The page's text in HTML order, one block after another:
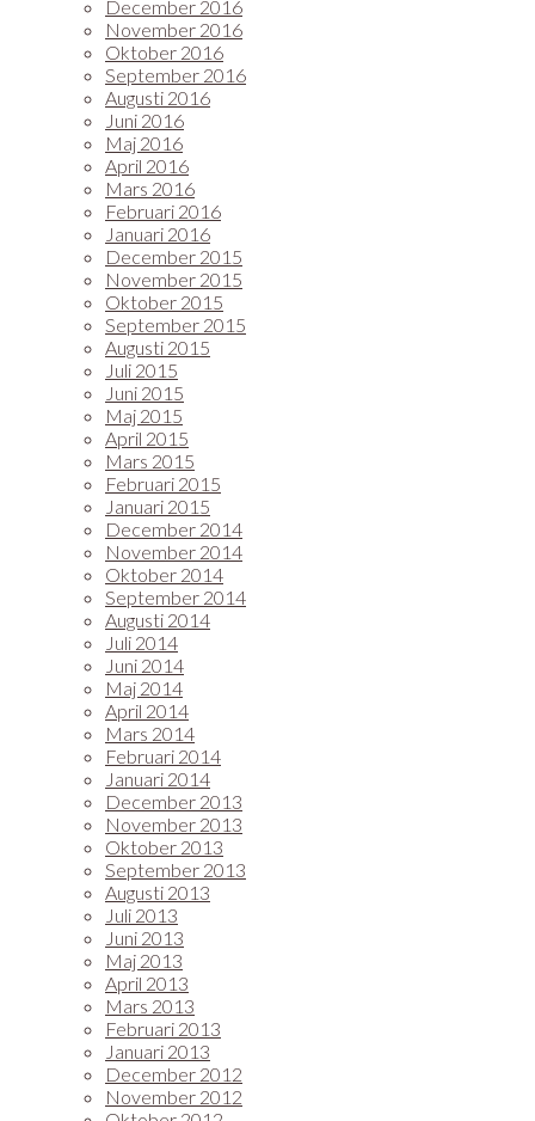
December 2016
November 2016
Oktober 2016
September 2016
Augusti 2016
Juni 2016
Maj 2016
April 2016
Mars 2016
Februari 2016
Januari 2016
December 2015
November 2015
Oktober 2015
September 2015
Augusti 2015
Juli 2015
Juni 2015
Maj 2015
April 2015
Mars 2015
Februari 2015
Januari 2015
December 2014
November 2014
Oktober 2014
September 2014
Augusti 2014
Juli 2014
Juni 2014
Maj 2014
April 2014
Mars 2014
Februari 2014
Januari 2014
December 2013
November 2013
Oktober 2013
September 2013
Augusti 2013
Juli 2013
Juni 2013
Maj 2013
April 2013
Mars 2013
Februari 2013
Januari 2013
December 2012
November 2012